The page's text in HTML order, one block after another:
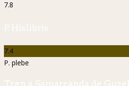
7.8
P. Hislibris
7.4
P. plebe
Tren a Samarcanda de